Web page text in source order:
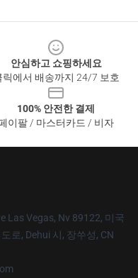
안심하고 쇼핑하세요
릭에서 배송까지 24/7 보호
100% 안전한 결제
이팔 / 마스터카드 / 비자
Las Vegas, Nv 89122, 미국
로, Dehui 시, 장쑤성, CN